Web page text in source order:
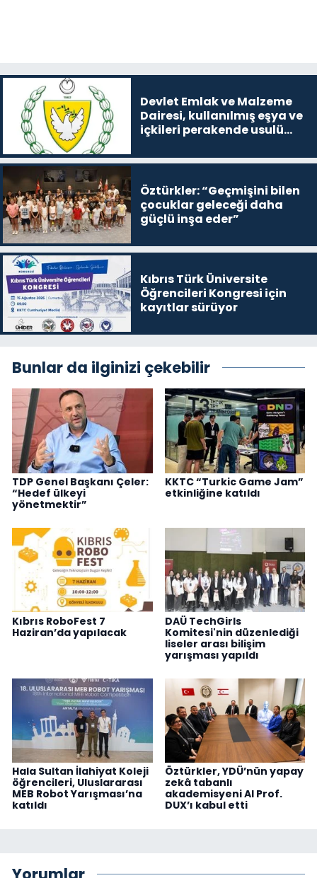
Devlet Emlak ve Malzeme
Dairesi, kullanılmış eşya ve
içkileri perakende usulü
Öztürkler: “Geçmişini bilen
çocuklar geleceği daha
güçlü inşa eder”
Kıbrıs Türk Üniversite
Öğrencileri Kongresi için
kayıtlar sürüyor
Bunlar da ilginizi çekebilir
TDP Genel Başkanı Çeler:
“Hedef ülkeyi
yönetmektir”
KKTC “Turkic Game Jam”
etkinliğine katıldı
Kıbrıs RoboFest 7
Haziran’da yapılacak
DAÜ TechGirls
Komitesi'nin düzenlediği
liseler arası bilişim
yarışması yapıldı
Hala Sultan İlahiyat Koleji
öğrencileri, Uluslararası
MEB Robot Yarışması’na
katıldı
Öztürkler, YDÜ’nün yapay
zekâ tabanlı
akademisyeni AI Prof.
DUX’ı kabul etti